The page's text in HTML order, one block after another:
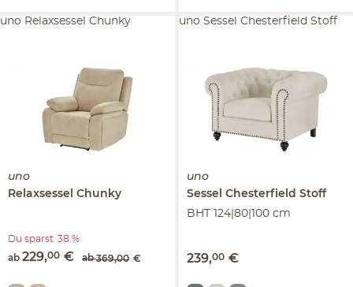
uno
Relaxsessel Chunky
ab 229,00 € ab 369,00 €
Du sparst 38 %
uno Relaxsessel Chunky
uno
Sessel Chesterfield Stoff
BHT 124|80|100 cm
239,00 €
uno Sessel Chesterfield Stoff